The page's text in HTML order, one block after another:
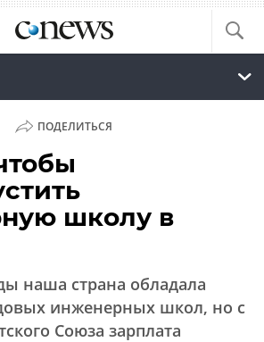
ПОДЕЛИТЬСЯ
школу в
наша страна обладала
инженерных школ, но с
Союза зарплата